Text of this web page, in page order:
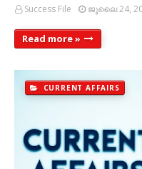
Success File ജൂലൈ 24,
Read more »
CURRENT AFFAIRS